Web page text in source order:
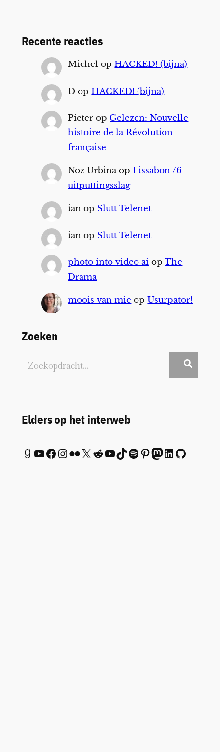
Recente reacties
Michel opHACKED! (bijna)
D opHACKED! (bijna)
Pieter op Gelezen: Nouvelle
histoire de la Révolution
française
Noz UrbinaopLissabon /6
uitputtingsslag
ian op Slutt Telenet
ian op Slutt Telenet
photo into video ai opThe
Drama
moois van mie opUsurpator!
Zoeken
Elders op het interweb
Goodreads YouTube Facebook InstagramFlickr X Reddit YouTube TikTok Spotify Pinterest Mastodon LinkedIn GitHub